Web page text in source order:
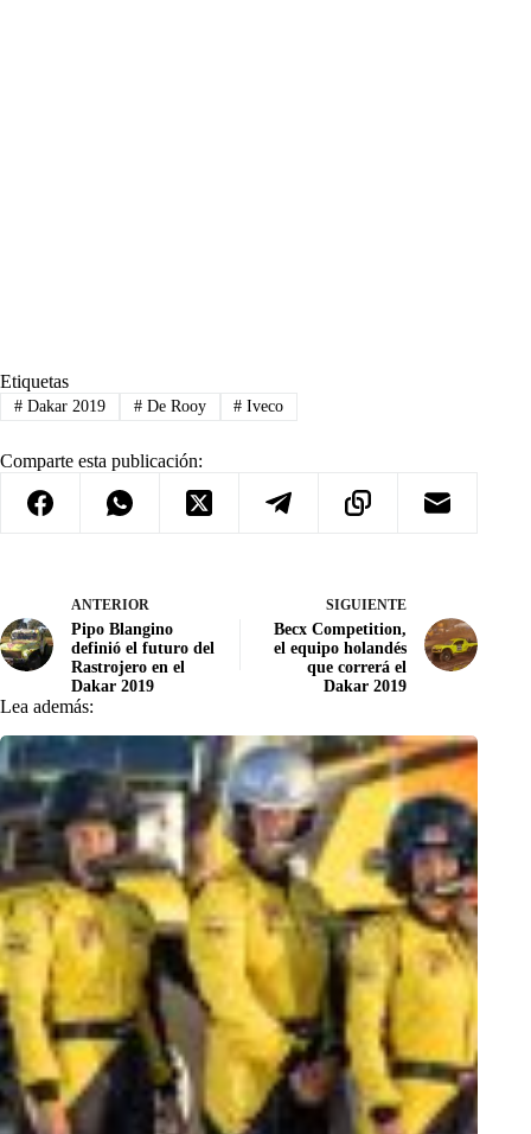
Etiquetas
#Dakar 2019 #De Rooy # Iveco
Comparte esta publicación:
ANTERIOR
Pipo Blangino
definió el futuro del
Rastrojero en el
Dakar 2019
SIGUIENTE
Becx Competition,
el equipo holandés
que correrá el
Dakar 2019
Lea además: